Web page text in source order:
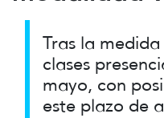
Tras la
clases
mayo, con
este plazo de